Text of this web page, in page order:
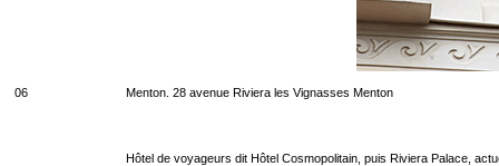
06 Menton. 28 avenue Riviera les Vignasses Menton
Hôtel de voyageurs dit Hôtel Cosmopolitain, puis Riviera Palace,